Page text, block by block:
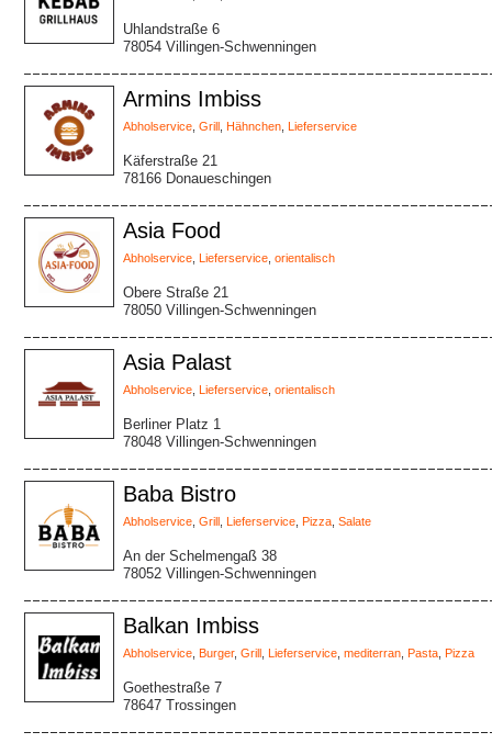
Uhlandstraße 6
78054 Villingen-Schwenningen
Armins Imbiss
Abholservice Grill Hähnchen Lieferservice
Käferstraße 21
78166 Donaueschingen
Asia Food
Abholservice Lieferservice orientalisch
Obere Straße 21
78050 Villingen-Schwenningen
Asia Palast
Abholservice Lieferservice orientalisch
Berliner Platz 1
78048 Villingen-Schwenningen
Baba Bistro
Abholservice Grill Lieferservice Pizza Salate
An der Schelmengaß 38
78052 Villingen-Schwenningen
Balkan Imbiss
Abholservice Burger, Grill Lieferservice mediterran Pasta Pizza
Goethestraße 7
78647 Trossingen